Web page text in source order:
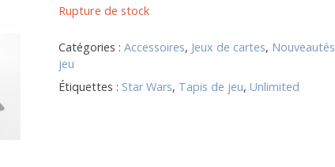
Rupture de stock
Catégories :Accessoires, Jeux de cartes, Nouveautés
jeu
Étiquettes : Star Wars, Tapis de jeu,Unlimited